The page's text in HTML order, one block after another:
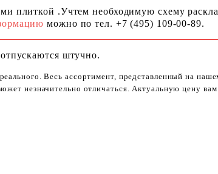
плиткой .Учтем необходимую схему
можно по тел. +7 (495) 109-00-89.
штучно.
Весь ассортимент, представленный на
незначительно отличаться. Актуальную цену